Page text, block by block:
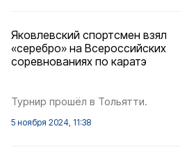
Яковлевский спортсмен взял
«серебро» на Всероссийских
соревнованиях по каратэ
Турнир прошёл в Тольятти.
5 ноября 2024, 11:38